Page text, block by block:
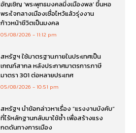
อัญเชิญ ‘พระพุทธมงคลมิ่งเมืองพล’ ขึ้นหอ
พระใจกลางเมืองเชื่อไหว้แล้วรุ่งงาน
ก้าวหน้าชีวิตเป็นมงคล
05/08/2026 11:12 pm
สหรัฐฯ ใช้มาตรฐานภายในประเทศเป็น
เกณฑ์สากล หลังประกาศมาตรการภาษี
มาตรา 301 ต่อหลายประเทศ
05/08/2026 10:51 pm
สหรัฐฯ นำข้อกล่าวหาเรื่อง “แรงงานบังคับ”
ที่ไร้หลักฐานกลับมาใช้ซ้ำ เพื่อสร้างแรง
กดดันทางการเมือง